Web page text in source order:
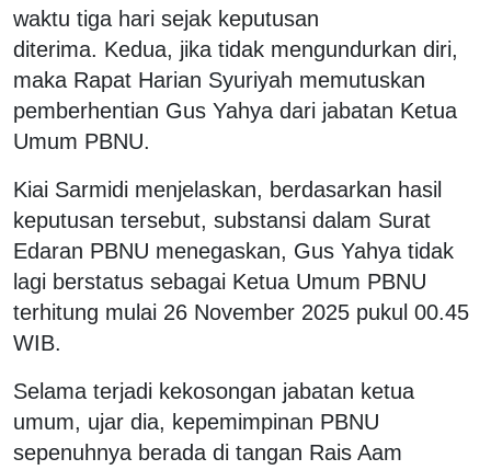
waktu tiga hari sejak keputusan
diterima. Kedua, jika tidak mengundurkan diri,
maka Rapat Harian Syuriyah memutuskan
pemberhentian Gus Yahya dari jabatan Ketua
Umum PBNU.
Kiai Sarmidi menjelaskan, berdasarkan hasil
keputusan tersebut, substansi dalam Surat
Edaran PBNU menegaskan, Gus Yahya tidak
lagi berstatus sebagai Ketua Umum PBNU
terhitung mulai 26 November 2025 pukul 00.45
WIB.
Selama terjadi kekosongan jabatan ketua
umum, ujar dia, kepemimpinan PBNU
sepenuhnya berada di tangan Rais Aam